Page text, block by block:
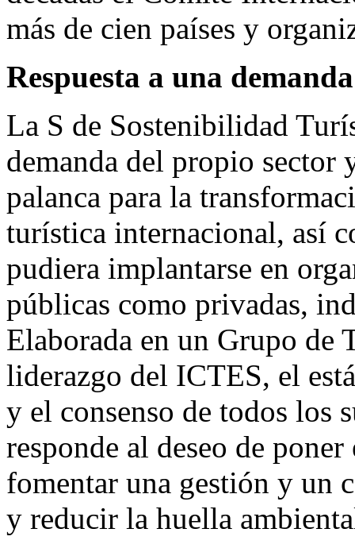
más de cien países y
Respuesta a una
La S de Sostenibilidad
demanda del propio sector
palanca para la
turística internacional, así
pudiera implantarse en
públicas como privadas,
Elaborada en un Grupo de
liderazgo del ICTES, el
y el consenso de todos los
responde al deseo de
fomentar una gestión y un
y reducir la huella